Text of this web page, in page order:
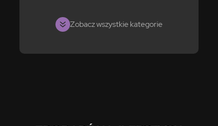
Zobacz wszystkie kategorie